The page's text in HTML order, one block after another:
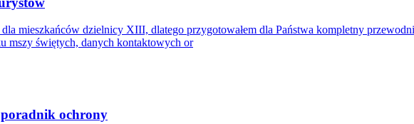
mieszkańców dzielnicy XIII, dlatego przygotowałem dla Państwa kompletny
mszy świętych, danych kontaktowych or
ochrony